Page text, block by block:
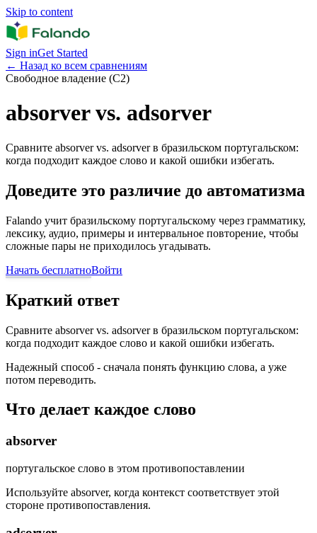
Skip to content
Sign inGet Started
← Назад ко всем сравнениям
Свободное владение (C2)
absorver vs. adsorver
Сравните absorver vs. adsorver в бразильском португальском:
когда подходит каждое слово и какой ошибки избегать.
Доведите это различие до автоматизма
Falando учит бразильскому португальскому через грамматику,
лексику, аудио, примеры и интервальное повторение, чтобы
сложные пары не приходилось угадывать.
Начать бесплатноВойти
Краткий ответ
Сравните absorver vs. adsorver в бразильском португальском:
когда подходит каждое слово и какой ошибки избегать.
Надежный способ - сначала понять функцию слова, а уже
потом переводить.
Что делает каждое слово
absorver
португальское слово в этом противопоставлении
Используйте absorver, когда контекст соответствует этой
стороне противопоставления.